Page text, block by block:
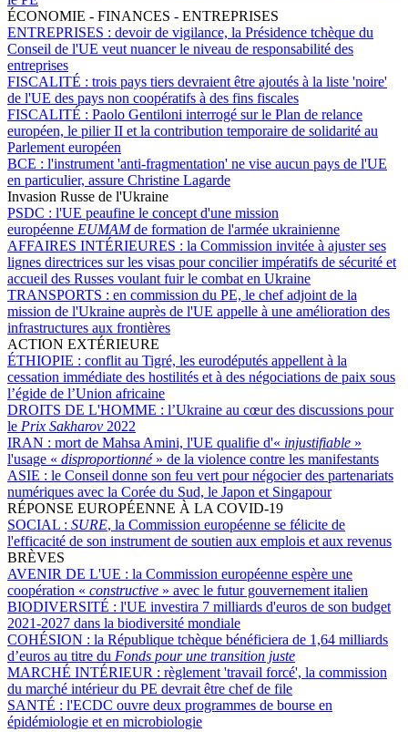
ÉCONOMIE - FINANCES - ENTREPRISES
ENTREPRISES : devoir de vigilance, la Présidence tchèque du
Conseil de l'UE veut nuancer le niveau de responsabilité des
entreprises
FISCALITÉ : trois pays tiers devraient être ajoutés à la liste 'noire'
de l'UE des pays non coopératifs à des fins fiscales
FISCALITÉ : Paolo Gentiloni interrogé sur le Plan de relance
européen, le pilier II et la contribution temporaire de solidarité au
Parlement européen
BCE : l'instrument 'anti-fragmentation' ne vise aucun pays de l'UE
en particulier, assure Christine Lagarde
Invasion Russe de l'Ukraine
PSDC : l'UE peaufine le concept d'une mission
européenne EUMAMde formation de l'armée ukrainienne
AFFAIRES INTÉRIEURES : la Commission invitée à ajuster ses
lignes directrices sur les visas pour concilier impératifs de sécurité et
accueil des Russes voulant fuir le combat en Ukraine
TRANSPORTS : en commission du PE, le chef adjoint de la
mission de l'Ukraine auprès de l'UE appelle à une amélioration des
infrastructures aux frontières
ACTION EXTÉRIEURE
ÉTHIOPIE : conflit au Tigré, les eurodéputés appellent à la
cessation immédiate des hostilités et à des négociations de paix sous
l’égide de l’Union africaine
DROITS DE L'HOMME : l’Ukraine au cœur des discussions pour
le Prix Sakharov 2022
IRAN : mort de Mahsa Amini, l'UE qualifie d'« injustifiable »
l'usage « disproportionné » de la violence contre les manifestants
ASIE : le Conseil donne son feu vert pour négocier des partenariats
numériques avec la Corée du Sud, le Japon et Singapour
RÉPONSE EUROPÉENNE À LA COVID-19
SOCIAL : SURE, la Commission européenne se félicite de
l'efficacité de son instrument de soutien aux emplois et aux revenus
BRÈVES
AVENIR DE L'UE : la Commission européenne espère une
coopération « constructive » avec le futur gouvernement italien
BIODIVERSITÉ : l'UE investira 7 milliards d'euros de son budget
2021-2027 dans la biodiversité mondiale
COHÉSION : la République tchèque bénéficiera de 1,64 milliards
d’euros au titre du Fonds pour une transition juste
MARCHÉ INTÉRIEUR : règlement 'travail forcé', la commission
du marché intérieur du PE devrait être chef de file
SANTÉ : l'ECDC ouvre deux programmes de bourse en
épidémiologie et en microbiologie